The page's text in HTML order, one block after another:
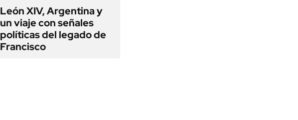
León XIV, Argentina y
un viaje con señales
políticas del legado de
Francisco